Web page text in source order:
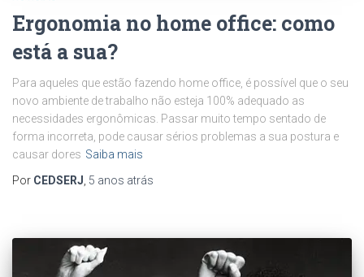
Ergonomia no home office: como
está a sua?
Para aqueles que estão fazendo home office, é possível que o seu
novo ambiente de trabalho não esteja 100% adequado as
necessidades ergonômicas. Passar muito tempo sentado de
forma incorreta, pode causar sérios problemas a sua postura e
causar dores Saiba mais
Por CEDSERJ 5 anos atrás